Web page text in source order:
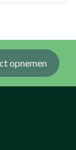
opnemen